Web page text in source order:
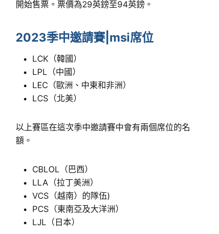
開始售票。票價為29英鎊至94英鎊。
2023季中邀請賽|msi席位
LCK（韓國）
LPL（中國）
LEC（歐洲、中東和非洲）
LCS（北美）
以上賽區在這次季中邀請賽中會有兩個席位的名
額。
CBLOL（巴西）
LLA（拉丁美洲）
VCS（越南）的隊伍)
PCS（東南亞及大洋洲）
LJL（日本）